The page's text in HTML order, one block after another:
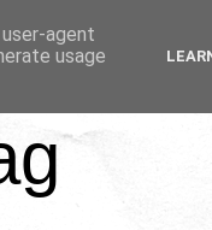
agent
usage